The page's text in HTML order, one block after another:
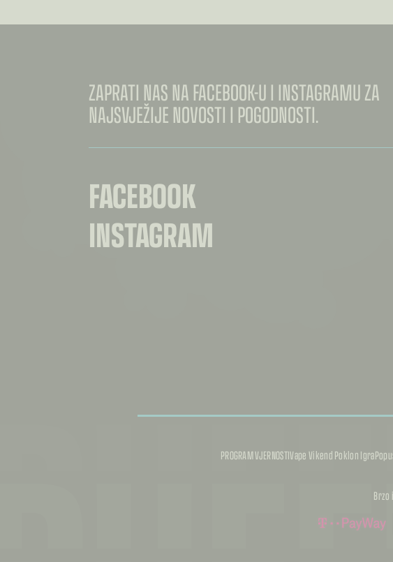
ZAPRATI NAS NA FACEBOOK-U I INSTAGRAMU ZA
NAJSVJEŽIJE NOVOSTI I POGODNOSTI.
FACEBOOK
INSTAGRAM
PROGRAM VJERNOSTIVape Vikend Poklon Igra